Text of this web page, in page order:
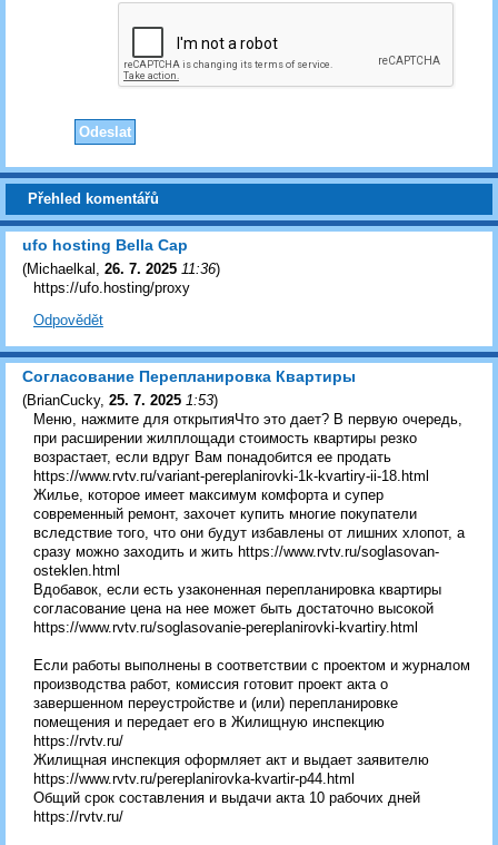
Přehled komentářů
ufo hosting Bella Cap
(Michaelkal 26. 7. 2025 11:36)
https://ufo.hosting/proxy
Odpovědět
Согласование Перепланировка Квартиры
(BrianCucky, 25. 7. 2025 1:53)
Меню, нажмите для открытияЧто это дает? В первую очередь,
при расширении жилплощади стоимость квартиры резко
возрастает, если вдруг Вам понадобится ее продать
https://www.rvtv.ru/variant-pereplanirovki-1k-kvartiry-ii-18.html
Жилье, которое имеет максимум комфорта и супер
современный ремонт, захочет купить многие покупатели
вследствие того, что они будут избавлены от лишних хлопот, а
сразу можно заходить и жить https://www.rvtv.ru/soglasovan-
osteklen.html
Вдобавок, если есть узаконенная перепланировка квартиры
согласование цена на нее может быть достаточно высокой
https://www.rvtv.ru/soglasovanie-pereplanirovki-kvartiry.html
Если работы выполнены в соответствии с проектом и журналом
производства работ, комиссия готовит проект акта о
завершенном переустройстве и (или) перепланировке
помещения и передает его в Жилищную инспекцию
https://rvtv.ru/
Жилищная инспекция оформляет акт и выдает заявителю
https://www.rvtv.ru/pereplanirovka-kvartir-p44.html
Общий срок составления и выдачи акта 10 рабочих дней
https://rvtv.ru/